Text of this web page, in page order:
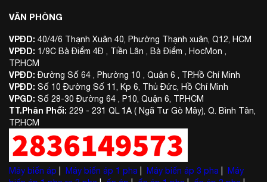
VĂN PHÒNG
VPĐD: 40/4/6 Thạnh Xuân 40, Phường Thạnh xuân, Q12, HCM
VPĐD: 1/9C Bà Điểm 4Đ , Tiền Lân , Bà Điểm , HocMon ,
TP.HCM
VPĐD: Đường Số 64 , Phường 10 , Quận 6 , TP.Hồ Chí Minh
VPĐD: Số 10 Đường Số 11, Kp 6, Thủ Đức, Hồ Chí Minh
VPGD: Số 28-30 Đường 64 , P10, Quận 6, TP.HCM
TT.Phân Phối: 229 - 231 QL 1A ( Ngã Tư Gò Mây), Q. Bình Tân,
TP.HCM
Máy biến áp Máy biến áp 1 pha Máy biến áp 3 pha
Máy